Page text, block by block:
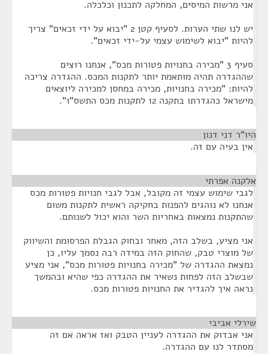
אני מרשות המיסים, המחלקה לתכנון וכלכלה.
יש לנו שתי הערות. לסעיף קטן 2 "יבוא על ידי זכאים" צריך
להיות "יבוא לשימוש עצמי על-ידי זכאים".
סעיף 3 "מכירה בחנויות פטורות מכס", אנחנו רוצים
שההגדרה תהיה מותאמת יותר לתקנות המכס. ההגדרה צריכה
להיות: "מכירה בחנויות, מכירה במחסן למכירה ליוצאים
מישראל כהגדרתו בתקנה 12 לתקנות מכס התשס"ו".
היו"ר דני דנון
אין בעיה עם זה.
אלקנה אפרתי
לגבי שימוש עצמי זה מקובל, אבל לגבי חנויות פטורות מכס
אנחנו לא נוהגים להפנות בחקיקה ראשית לתקנות משום
שהתקנות נמצאות באחריות השר והוא יכול לשנותם.
אני מציע, בשלב הזה, מאחר ובחוק הגבלת הפרסומת והשיווק
של מוצרי טבק, שהחוק הזה במידה רבה נסמך עליו, כן
נמצאת ההגדרה של "מכירה בחנויות פטורות מכס", אני מציע
שבשלב הזה לפחות נשאיר את ההגדרה כפי שהיא ובהמשך
נראה איך להגדיר את החנויות פטורות מכס.
שירלי אביבי
אני אבדוק את ההגדרה לעניין הטבק ואז אראה אם זה
מסתדר לנו עם ההגדרה.